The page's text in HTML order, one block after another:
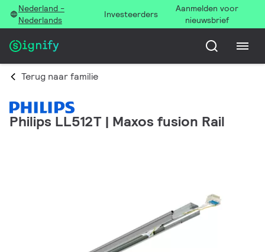
Nederland -
Nederlands
Investeerders
Aanmelden voor
nieuwsbrief
Terug naar familie
Philips LL512T | Maxos fusion Rail